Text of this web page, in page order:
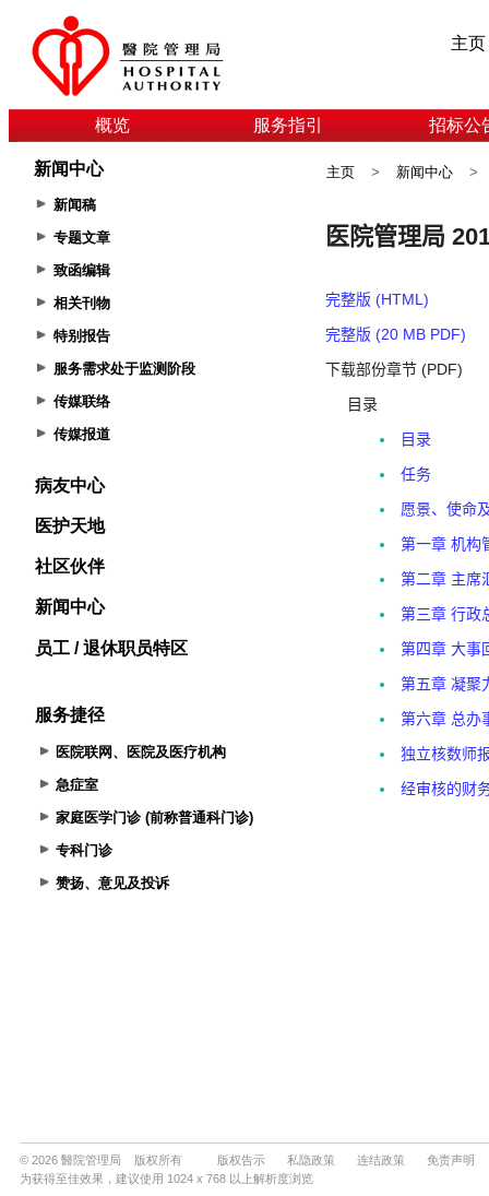
主页
概览 服务指引 招标公
新闻中心
新闻稿
专题文章
致函编辑
相关刊物
特别报告
服务需求处于监测阶段
传媒联络
传媒报道
病友中心
医护天地
社区伙伴
新闻中心
员工 / 退休职员特区
服务捷径
医院联网、医院及医疗机构
急症室
家庭医学门诊 (前称普通科门诊)
专科门诊
赞扬、意见及投诉
主页 > 新闻中心 >
© 2026 醫院管理局 版权所有 版权告示 私隐政策 连结政策
免责声明
为获得至佳效果，建议使用 1024 x 768 以上解析度浏览